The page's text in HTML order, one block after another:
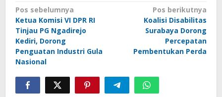
Navigasi
pos
Pos sebelumnya
Ketua Komisi VI DPR RI
Tinjau PG Ngadirejo
Kediri, Dorong
Penguatan Industri Gula
Nasional
Pos berikutnya
Koalisi Disabilitas
Surabaya Dorong
Percepatan
Pembentukan Perda